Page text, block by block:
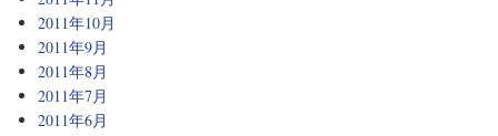
2011年10月
2011年9月
2011年8月
2011年7月
2011年6月